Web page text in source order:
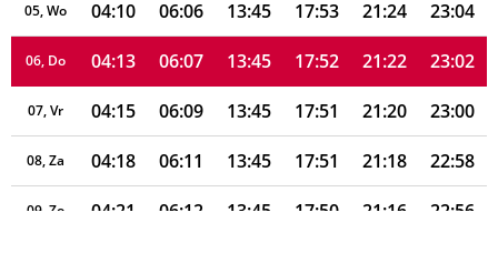
05, Wo 04:10 06:06 13:45 17:53 21:24 23:04
06, Do 04:13 06:07 13:45 17:52 21:22 23:02
07, Vr 04:15 06:09 13:45 17:51 21:20 23:00
08, Za 04:18 06:11 13:45 17:51 21:18 22:58
09, Zo 04:21 06:12 13:45 17:50 21:16 22:56